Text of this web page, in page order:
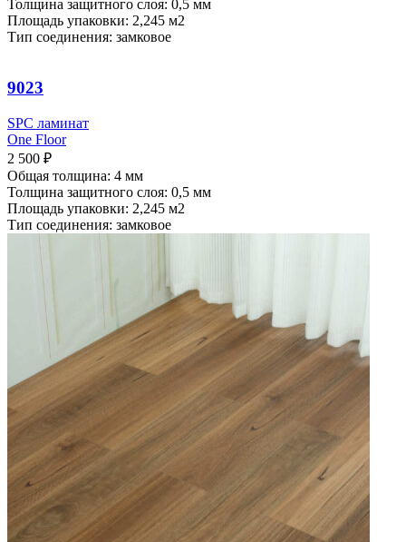
Толщина защитного слоя: 0,5 мм
Площадь упаковки: 2,245 м2
Тип соединения: замковое
9023
SPC ламинат
One Floor
2 500 ₽
Общая толщина: 4 мм
Толщина защитного слоя: 0,5 мм
Площадь упаковки: 2,245 м2
Тип соединения: замковое